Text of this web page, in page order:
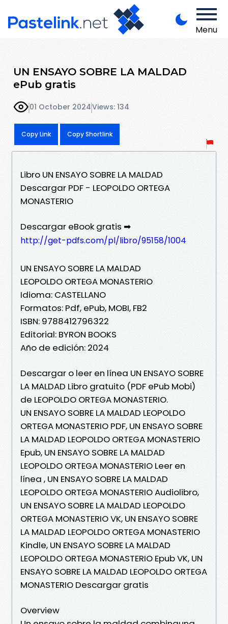
Menu
UN ENSAYO SOBRE LA MALDAD
ePub gratis
01 October 2024Views: 134
Copy Link Copy Shortlink
Libro UN ENSAYO SOBRE LA MALDAD
Descargar PDF - LEOPOLDO ORTEGA
MONASTERIO
Descargar eBook gratis ➡
http://get-pdfs.com/pl/libro/95158/1004
UN ENSAYO SOBRE LA MALDAD
LEOPOLDO ORTEGA MONASTERIO
Idioma: CASTELLANO
Formatos: Pdf, ePub, MOBI, FB2
ISBN: 9788412796322
Editorial: BYRON BOOKS
Año de edición: 2024
Descargar o leer en línea UN ENSAYO SOBRE
LA MALDAD Libro gratuito (PDF ePub Mobi)
de LEOPOLDO ORTEGA MONASTERIO.
UN ENSAYO SOBRE LA MALDAD LEOPOLDO
ORTEGA MONASTERIO PDF, UN ENSAYO SOBRE
LA MALDAD LEOPOLDO ORTEGA MONASTERIO
Epub, UN ENSAYO SOBRE LA MALDAD
LEOPOLDO ORTEGA MONASTERIO Leer en
línea , UN ENSAYO SOBRE LA MALDAD
LEOPOLDO ORTEGA MONASTERIO Audiolibro,
UN ENSAYO SOBRE LA MALDAD LEOPOLDO
ORTEGA MONASTERIO VK, UN ENSAYO SOBRE
LA MALDAD LEOPOLDO ORTEGA MONASTERIO
Kindle, UN ENSAYO SOBRE LA MALDAD
LEOPOLDO ORTEGA MONASTERIO Epub VK, UN
ENSAYO SOBRE LA MALDAD LEOPOLDO ORTEGA
MONASTERIO Descargar gratis
Overview